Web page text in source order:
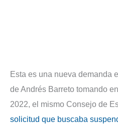
Esta es una nueva demanda
de Andrés Barreto tomando
2022, el mismo Consejo de
solicitud que buscaba